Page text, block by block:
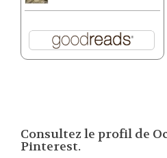
Consultez le profil de
Pinterest.